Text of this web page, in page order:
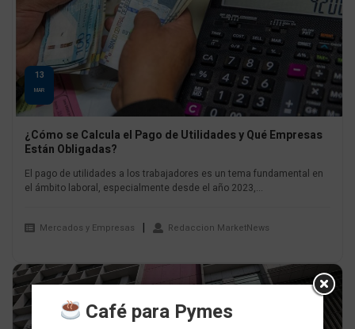
13
MAR
¿Cómo se Calcula el Pago de Utilidades y Qué Empresas
Están Obligadas?
El pago de utilidades a los trabajadores es un tema fundamental en
el ámbito laboral, especialmente desde el año 2023,...
Mercados y Empresas Redaccion MarketNews
Café para Pymes